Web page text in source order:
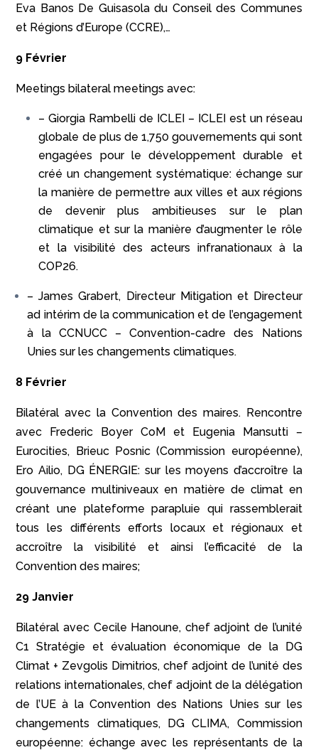
Eva Banos De Guisasola du Conseil des Communes
et Régions d’Europe (CCRE),…
9 Février
Meetings bilateral meetings avec:
– Giorgia Rambelli de ICLEI – ICLEI est un réseau
globale de plus de 1,750 gouvernements qui sont
engagées pour le développement durable et
créé un changement systématique: échange sur
la manière de permettre aux villes et aux régions
de devenir plus ambitieuses sur le plan
climatique et sur la manière d’augmenter le rôle
et la visibilité des acteurs infranationaux à la
COP26.
– James Grabert, Directeur Mitigation et Directeur
ad intérim de la communication et de l’engagement
à la CCNUCC – Convention-cadre des Nations
Unies sur les changements climatiques.
8 Février
Bilatéral avec la Convention des maires. Rencontre
avec Frederic Boyer CoM et Eugenia Mansutti –
Eurocities, Brieuc Posnic (Commission européenne),
Ero Ailio, DG ÉNERGIE: sur les moyens d’accroître la
gouvernance multiniveaux en matière de climat en
créant une plateforme parapluie qui rassemblerait
tous les différents efforts locaux et régionaux et
accroître la visibilité et ainsi l’efficacité de la
Convention des maires;
29 Janvier
Bilatéral avec Cecile Hanoune, chef adjoint de l’unité
C1 Stratégie et évaluation économique de la DG
Climat + Zevgolis Dimitrios, chef adjoint de l’unité des
relations internationales, chef adjoint de la délégation
de l’UE à la Convention des Nations Unies sur les
changements climatiques, DG CLIMA, Commission
européenne: échange avec les représentants de la